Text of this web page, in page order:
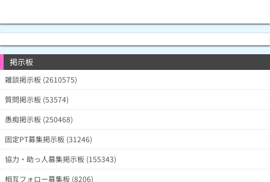
掲示板
雑談掲示板 (2610575)
質問掲示板 (53574)
愚痴掲示板 (250468)
固定PT募集掲示板 (31246)
協力・助っ人募集掲示板 (155343)
相互フォロー募集板 (8206)